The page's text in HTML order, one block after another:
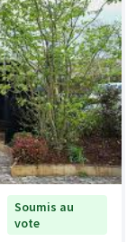
Soumis au
vote